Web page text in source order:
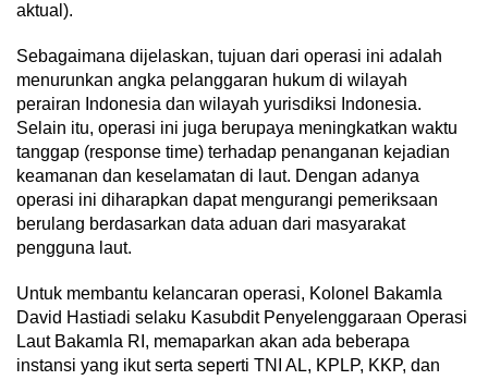
aktual).
Sebagaimana dijelaskan, tujuan dari operasi ini adalah
menurunkan angka pelanggaran hukum di wilayah
perairan Indonesia dan wilayah yurisdiksi Indonesia.
Selain itu, operasi ini juga berupaya meningkatkan waktu
tanggap (response time) terhadap penanganan kejadian
keamanan dan keselamatan di laut. Dengan adanya
operasi ini diharapkan dapat mengurangi pemeriksaan
berulang berdasarkan data aduan dari masyarakat
pengguna laut.
Untuk membantu kelancaran operasi, Kolonel Bakamla
David Hastiadi selaku Kasubdit Penyelenggaraan Operasi
Laut Bakamla RI, memaparkan akan ada beberapa
instansi yang ikut serta seperti TNI AL, KPLP, KKP, dan